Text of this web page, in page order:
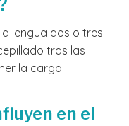
lengua dos o tres
tras las
la carga
en el